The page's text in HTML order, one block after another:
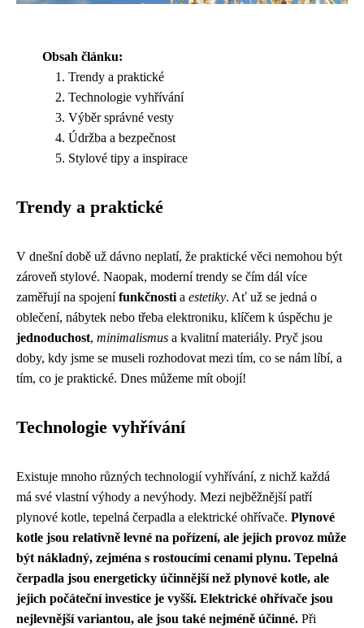
Obsah článku:
Trendy a praktické
Technologie vyhřívání
Výběr správné vesty
Údržba a bezpečnost
Stylové tipy a inspirace
Trendy a praktické
V dnešní době už dávno neplatí, že praktické věci nemohou být
zároveň stylové. Naopak, moderní trendy se čím dál více
zaměřují na spojenífunkčnosti a estetiky. Ať už se jedná o
oblečení, nábytek nebo třeba elektroniku, klíčem k úspěchu je
jednoduchost, minimalismus a kvalitní materiály. Pryč jsou
doby, kdy jsme se museli rozhodovat mezi tím, co se nám líbí, a
tím, co je praktické. Dnes můžeme mít obojí!
Technologie vyhřívání
Existuje mnoho různých technologií vyhřívání, z nichž každá
má své vlastní výhody a nevýhody. Mezi nejběžnější patří
plynové kotle, tepelná čerpadla a elektrické ohřívače. Plynové
kotle jsou relativně levné na pořízení, ale jejich provoz může
být nákladný, zejména s rostoucími cenami plynu. Tepelná
čerpadla jsou energeticky účinnější než plynové kotle, ale
jejich počáteční investice je vyšší. Elektrické ohřívače jsou
nejlevnější variantou, ale jsou také nejméně účinné. Při